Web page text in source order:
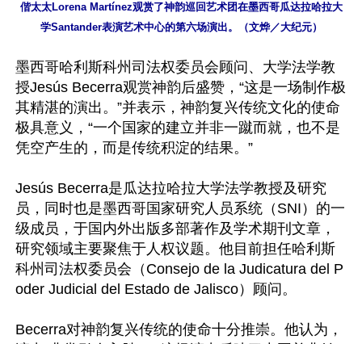
偕太太Lorena Martínez观赏了神韵巡回艺术团在墨西哥瓜达拉哈拉大
学Santander表演艺术中心的第六场演出。（文烨／大纪元）
墨西哥哈利斯科州司法权委员会顾问、大学法学教
授Jesús Becerra观赏神韵后盛赞，“这是一场制作极
其精湛的演出。”并表示，神韵复兴传统文化的使命
极具意义，“一个国家的建立并非一蹴而就，也不是
凭空产生的，而是传统积淀的结果。”
Jesús Becerra是瓜达拉哈拉大学法学教授及研究
员，同时也是墨西哥国家研究人员系统（SNI）的一
级成员，于国内外出版多部著作及学术期刊文章，
研究领域主要聚焦于人权议题。他目前担任哈利斯
科州司法权委员会（Consejo de la Judicatura del P
oder Judicial del Estado de Jalisco）顾问。
Becerra对神韵复兴传统的使命十分推崇。他认为，